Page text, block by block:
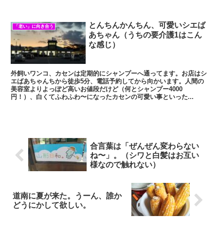
「老い」に向き合う
とんちんかんちん、可愛いシエば
あちゃん（うちの要介護1はこん
な感じ）
外飼いワンコ、カセンは定期的にシャンプーへ通ってます。お店はシ
エばあちゃんちから徒歩5分、電話予約してから向かいます。人間の
美容室よりよっぽど高いお値段だけど（何とシャンプー4000
円！）、白くてふわふわ〜になったカセンの可愛い事といった...
合言葉は「ぜんぜん変わらない
ね〜」。（シワと白髪はお互い
様なので触れない）
道南に夏が来た。うーん、誰か
どうにかして欲しい。